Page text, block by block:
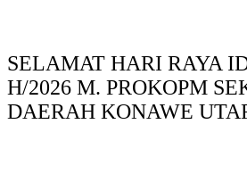
SELAMAT HARI RAYA
H/2026 M. PROKOPM
DAERAH KONAWE